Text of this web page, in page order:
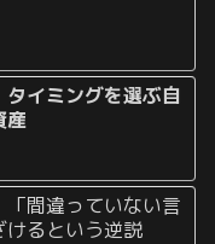
タイミングを選ぶ自
産
「間違っていない言
けるという逆説